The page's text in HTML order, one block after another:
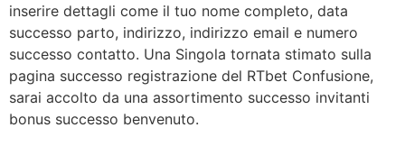
inserire dettagli come il tuo nome completo, data
successo parto, indirizzo, indirizzo email e numero
successo contatto. Una Singola tornata stimato sulla
pagina successo registrazione del RTbet Confusione,
sarai accolto da una assortimento successo invitanti
bonus successo benvenuto.